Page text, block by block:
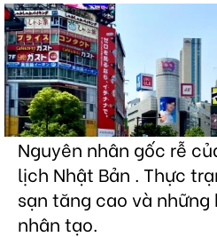
Nguyên nhân gốc rễ
lịch Nhật Bản . Thực
sạn tăng cao và
nhân tạo.